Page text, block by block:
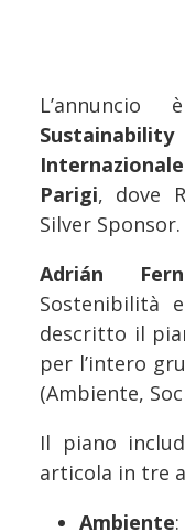
Parigi, dove
Silver Sponsor.
Adrián
Sostenibilità
descritto il
per l’intero
(Ambiente,
Il piano
articola in tre
Ambiente